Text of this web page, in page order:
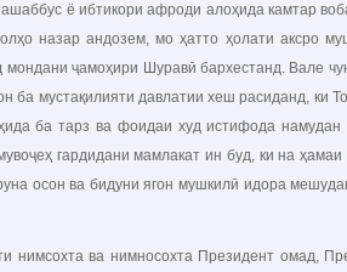
ё ибтикори афроди алоҳида камтар
назар андозем, мо ҳатто ҳолати аксро
ҷамоҳири Шуравӣ бархестанд. Вале
мустақилияти давлатии хеш расиданд, ки
ба тарз ва фоидаи худ истифода намудан
гардидани мамлакат ин буд, ки на ҳамаи
осон ва бидуни ягон мушкилӣ идора
ва нимносохта Президент омад,